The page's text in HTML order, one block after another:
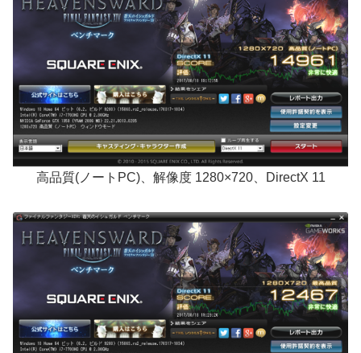
高品質(ノートPC)、解像度 1280×720、DirectX 11